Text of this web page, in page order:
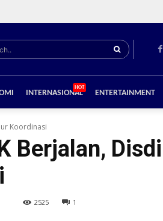
INTERNASIONAL
HOT
ENTERTAINMENT
Koordinasi
Berjalan,
1
2525